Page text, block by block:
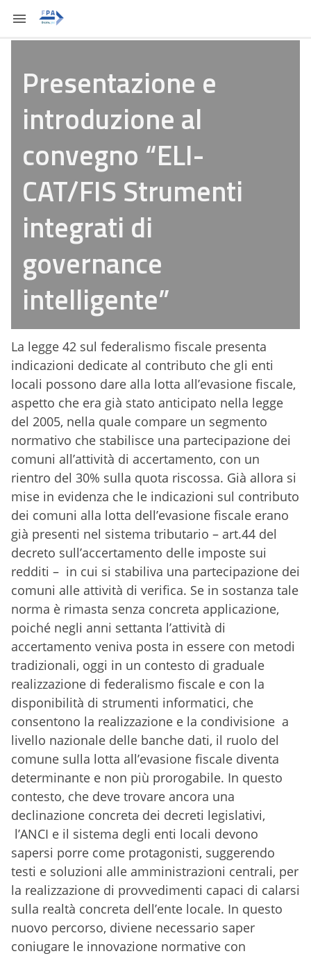
Presentazione e
introduzione al
convegno “ELI-
CAT/FIS Strumenti
integrati di
governance
intelligente”
La legge 42 sul federalismo fiscale presenta
indicazioni dedicate al contributo che gli enti
locali possono dare alla lotta all’evasione fiscale,
aspetto che era già stato anticipato nella legge
del 2005, nella quale compare un segmento
normativo che stabilisce una partecipazione dei
comuni all’attività di accertamento, con un
rientro del 30% sulla quota riscossa. Già allora si
mise in evidenza che le indicazioni sul contributo
dei comuni alla lotta dell’evasione fiscale erano
già presenti nel sistema tributario – art.44 del
decreto sull’accertamento delle imposte sui
redditi – in cui si stabiliva una partecipazione dei
comuni alle attività di verifica. Se in sostanza tale
norma è rimasta senza concreta applicazione,
poiché negli anni settanta l’attività di
accertamento veniva posta in essere con metodi
tradizionali, oggi in un contesto di graduale
realizzazione di federalismo fiscale e con la
disponibilità di strumenti informatici, che
consentono la realizzazione e la condivisione a
livello nazionale delle banche dati, il ruolo del
comune sulla lotta all’evasione fiscale diventa
determinante e non più prorogabile. In questo
contesto, che deve trovare ancora una
declinazione concreta dei decreti legislativi,
l’ANCI e il sistema degli enti locali devono
sapersi porre come protagonisti, suggerendo
testi e soluzioni alle amministrazioni centrali, per
la realizzazione di provvedimenti capaci di calarsi
sulla realtà concreta dell’ente locale. In questo
nuovo percorso, diviene necessario saper
coniugare le innovazione normative con